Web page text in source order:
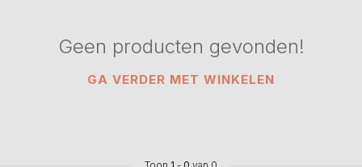
Geen producten gevonden!
GA VERDER MET WINKELEN